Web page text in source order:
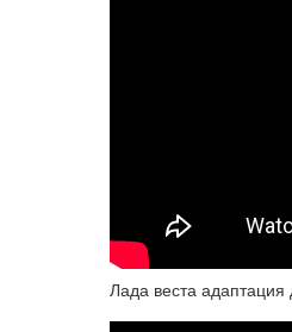
Лада веста адаптация